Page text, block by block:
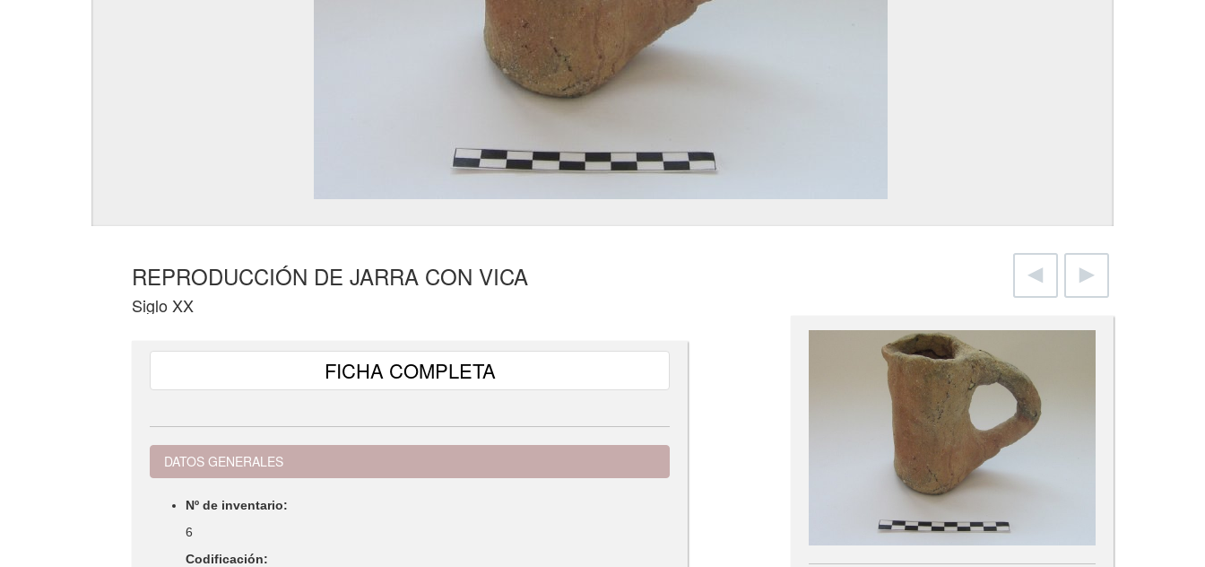
anterior
imagen
siguiente
imagen
REPRODUCCIÓN DE JARRA CON VICA
Siglo XX
FICHA COMPLETA
DATOS GENERALES
Nº de inventario:
6
Codificación: